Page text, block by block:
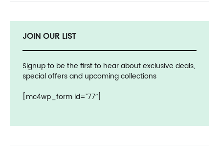
JOIN OUR LIST
Signup to be the first to hear about exclusive deals,
special offers and upcoming collections
[mc4wp_form id=”77″]